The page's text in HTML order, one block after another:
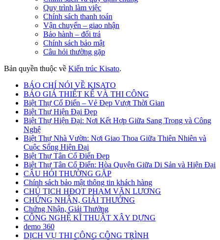
Quy trình làm việc
Chính sách thanh toán
Vận chuyển – giao nhận
Bảo hành – đổi trả
Chính sách bảo mật
Câu hỏi thường gặp
Bản quyền thuộc về Kiến trúc Kisato.
BÁO CHÍ NÓI VỀ KISATO
BÁO GIÁ THIẾT KẾ VÀ THI CÔNG
Biệt Thự Cổ Điển – Vẻ Đẹp Vượt Thời Gian
Biệt Thự Hiện Đại Đẹp
Biệt Thự Hiện Đại: Nơi Kết Hợp Giữa Sang Trọng và Công
Nghệ
Biệt Thự Nhà Vườn: Nơi Giao Thoa Giữa Thiên Nhiên và
Cuộc Sống Hiện Đại
Biệt Thự Tân Cổ Điển Đẹp
Biệt Thự Tân Cổ Điển: Hòa Quyện Giữa Di Sản và Hiện Đại
CÂU HỎI THƯỜNG GẶP
Chính sách bảo mật thông tin khách hàng
CHỦ TỊCH HĐQT PHẠM VĂN LƯƠNG
CHỨNG NHẬN, GIẢI THƯỞNG
Chứng Nhận, Giải Thưởng
CÔNG NGHỆ KĨ THUẬT XÂY DỰNG
demo 360
DỊCH VỤ THI CÔNG CÔNG TRÌNH